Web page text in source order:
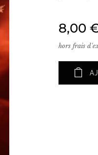
8,00
hors frais